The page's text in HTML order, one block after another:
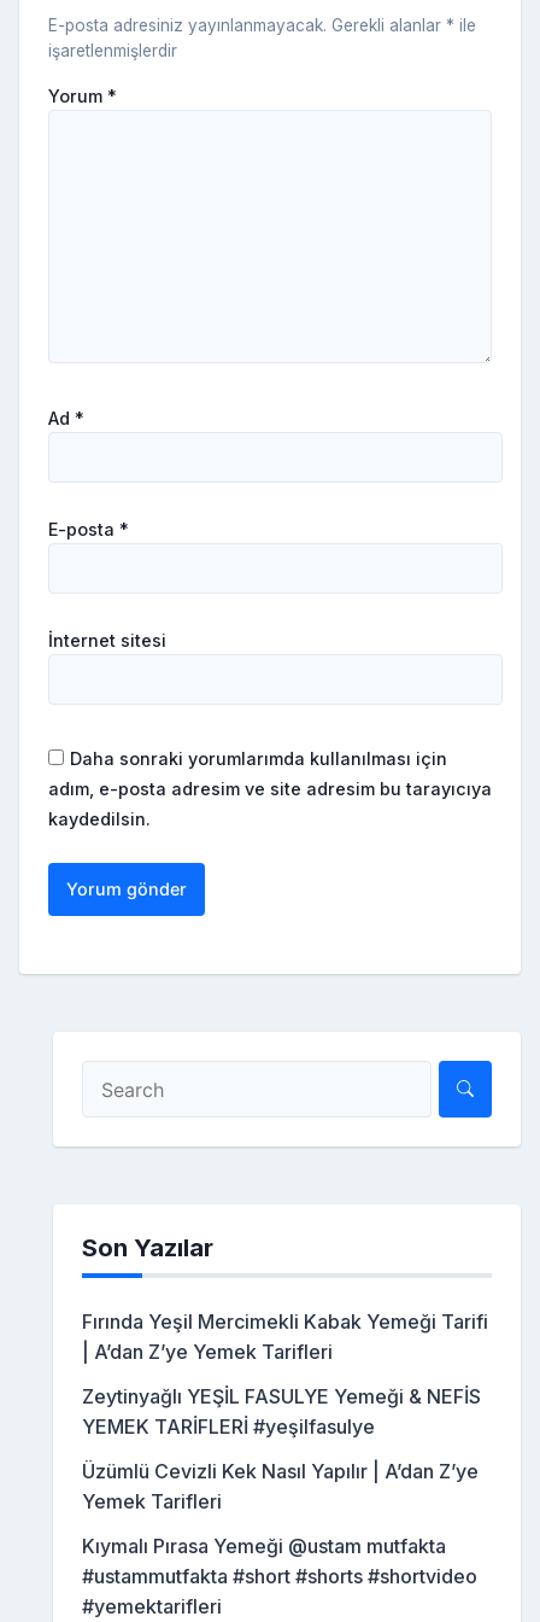
E-posta adresiniz yayınlanmayacak. Gerekli alanlar * ile
işaretlenmişlerdir
Yorum *
Ad *
E-posta *
İnternet sitesi
Daha sonraki yorumlarımda kullanılması için
adım, e-posta adresim ve site adresim bu tarayıcıya
kaydedilsin.
Son Yazılar
Fırında Yeşil Mercimekli Kabak Yemeği Tarifi
| A’dan Z’ye Yemek Tarifleri
Zeytinyağlı YEŞİL FASULYE Yemeği & NEFİS
YEMEK TARİFLERİ #yeşilfasulye
Üzümlü Cevizli Kek Nasıl Yapılır | A’dan Z’ye
Yemek Tarifleri
Kıymalı Pırasa Yemeği @ustam mutfakta
#ustammutfakta #short #shorts #shortvideo
#yemektarifleri